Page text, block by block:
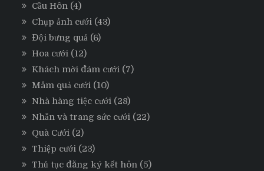
Cầu Hôn (4)
Chụp ảnh cưới (43)
Đội bưng quả (6)
Hoa cưới (12)
Khách mời đám cưới (7)
Mâm quả cưới (10)
Nhà hàng tiệc cưới (28)
Nhẫn và trang sức cưới (22)
Quà Cưới (2)
Thiệp cưới (23)
Thủ tục đăng ký kết hôn (5)